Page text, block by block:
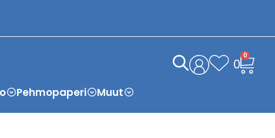
0
0
Pehmopaperi Muut